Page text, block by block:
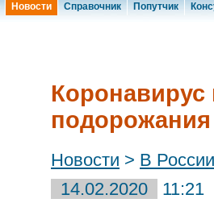
Новости Справочник Попутчик
Коронавирус
Новости > В России
14.02.2020
11:21